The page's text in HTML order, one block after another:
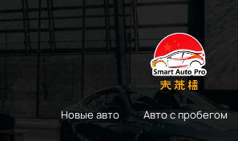
Новые авто Авто с пробегом